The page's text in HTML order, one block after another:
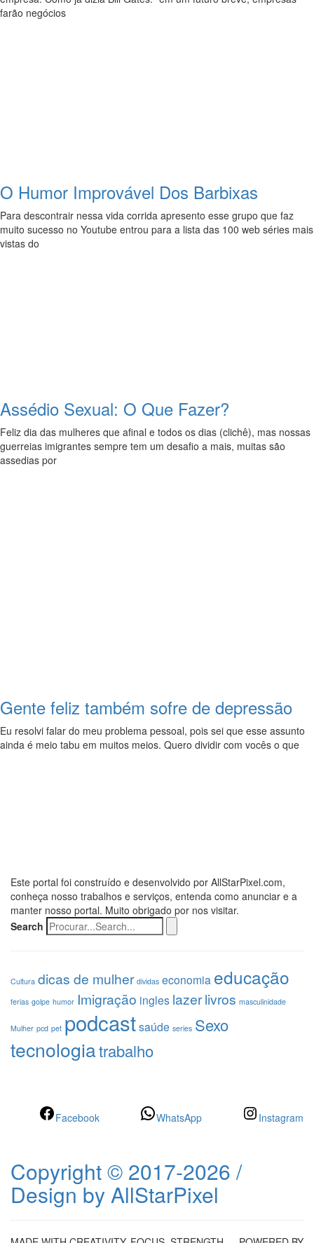
farão negócios
O Humor Improvável Dos Barbixas
Para descontrair nessa vida corrida apresento esse grupo que faz
muito sucesso no Youtube entrou para a lista das 100 web séries mais
vistas do
Assédio Sexual: O Que Fazer?
Feliz dia das mulheres que afinal e todos os dias (clichê), mas nossas
guerreias imigrantes sempre tem um desafio a mais, muitas são
assedias por
Gente feliz também sofre de depressão
Eu resolvi falar do meu problema pessoal, pois sei que esse assunto
ainda é meio tabu em muitos meios. Quero dividir com vocês o que
Este portal foi construído e desenvolvido por AllStarPixel.com,
conheça nosso trabalhos e serviços, entenda como anunciar e a
manter nosso portal. Muito obrigado por nos visitar.
Search
Cultura dicas de mulher dividas economia educação
ferias golpe humor Imigração ingles lazerlivros masculinidade
Mulher pcd pet podcastsaúde series Sexo
tecnologiatrabalho
Facebook WhatsApp Instagram
Copyright © 2017-2026 /
Design by AllStarPixel